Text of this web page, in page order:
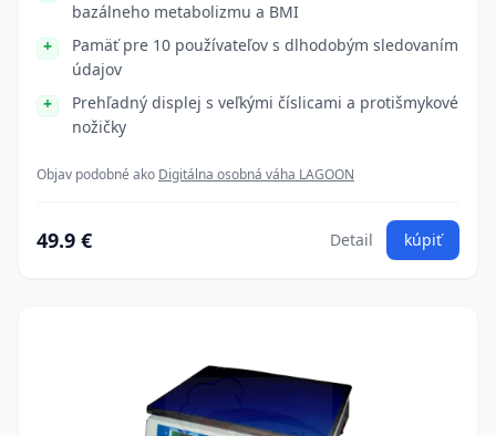
bazálneho metabolizmu a BMI
Pamäť pre 10 používateľov s dlhodobým sledovaním
údajov
Prehľadný displej s veľkými číslicami a protišmykové
nožičky
Objav podobné ako Digitálna osobná váha LAGOON
49.9 € Detail kúpiť